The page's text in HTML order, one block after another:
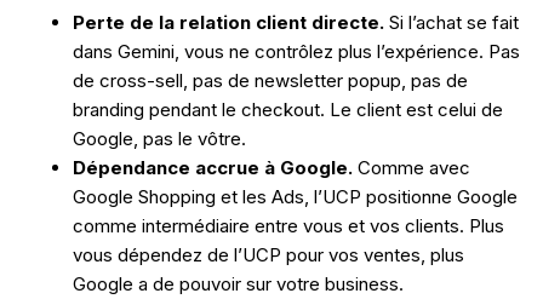
Perte de la relation client directe. Si l’achat se fait
dans Gemini, vous ne contrôlez plus l’expérience. Pas
de cross-sell, pas de newsletter popup, pas de
branding pendant le checkout. Le client est celui de
Google, pas le vôtre.
Dépendance accrue à Google. Comme avec
Google Shopping et les Ads, l’UCP positionne Google
comme intermédiaire entre vous et vos clients. Plus
vous dépendez de l’UCP pour vos ventes, plus
Google a de pouvoir sur votre business.